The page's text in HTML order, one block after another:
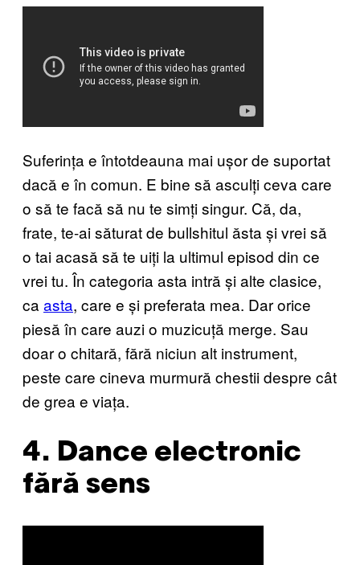
Suferința e întotdeauna mai ușor de suportat
dacă e în comun. E bine să asculți ceva care
o să te facă să nu te simți singur. Că, da,
frate, te-ai săturat de bullshitul ăsta și vrei să
o tai acasă să te uiți la ultimul episod din ce
vrei tu. În categoria asta intră și alte clasice,
ca asta, care e și preferata mea. Dar orice
piesă în care auzi o muzicuță merge. Sau
doar o chitară, fără niciun alt instrument,
peste care cineva murmură chestii despre cât
de grea e viața.
4. Dance electronic
fără sens